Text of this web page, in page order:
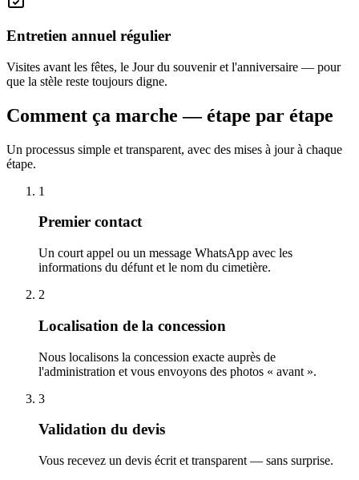
Entretien annuel régulier
Visites avant les fêtes, le Jour du souvenir et l'anniversaire — pour
que la stèle reste toujours digne.
Comment ça marche — étape par étape
Un processus simple et transparent, avec des mises à jour à chaque
étape.
1
Premier contact
Un court appel ou un message WhatsApp avec les
informations du défunt et le nom du cimetière.
2
Localisation de la concession
Nous localisons la concession exacte auprès de
l'administration et vous envoyons des photos « avant ».
3
Validation du devis
Vous recevez un devis écrit et transparent — sans surprise.